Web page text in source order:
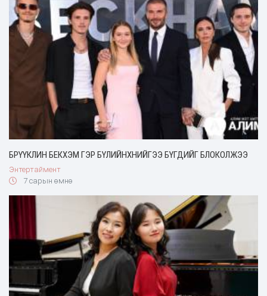
БРҮҮКЛИН БЕКХЭМ ГЭР БҮЛИЙНХНИЙГЭЭ БҮГДИЙГ БЛОКОЛЖЭЭ
Энтертаймент
7 сарын өмнө